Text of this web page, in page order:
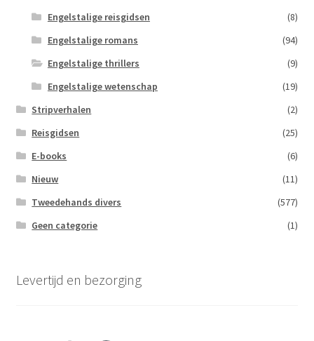
Engelstalige reisgidsen
(8)
Engelstalige romans
(94)
Engelstalige thrillers
(9)
Engelstalige wetenschap
(19)
Stripverhalen
(2)
Reisgidsen
(25)
E-books
(6)
Nieuw
(11)
Tweedehands divers
(577)
Geen categorie
(1)
Levertijd en bezorging